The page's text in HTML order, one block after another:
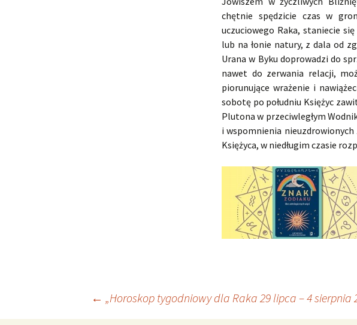
chętnie spędzicie czas w
uczuciowego Raka, staniecie
lub na łonie natury, z dala od
Urana w Byku doprowadzi do
nawet do zerwania relacji,
piorunujące wrażenie i
sobotę po południu Księżyc
Plutona w przeciwległym
i wspomnienia
Księżyca, w niedługim czasie
Nawigacja
← „Horoskop tygodniowy dla Raka 29 lipca – 4 sierpnia